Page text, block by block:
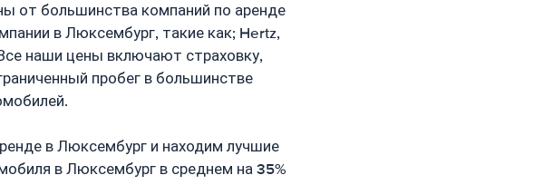
от большинства компаний по аренде
в Люксембург, такие как; Hertz,
наши цены включают страховку,
пробег в большинстве
в Люксембург и находим лучшие
в Люксембург в среднем на 35%